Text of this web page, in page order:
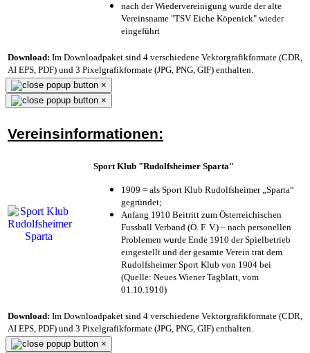
nach der Wiedervereinigung wurde der alte
Vereinsname "TSV Eiche Köpenick" wieder
eingeführt
Download: Im Downloadpaket sind 4 verschiedene Vektorgrafikformate (CDR,
AI EPS, PDF) und 3 Pixelgrafikformate (JPG, PNG, GIF) enthalten.
×
×
Vereinsinformationen:
Sport Klub "Rudolfsheimer Sparta"
1909 = als Sport Klub Rudolfsheimer „Sparta“
gegründet;
Anfang 1910 Beitritt zum Österreichischen
Fussball Verband (Ö. F. V.) – nach personellen
Problemen wurde Ende 1910 der Spielbetrieb
eingestellt und der gesamte Verein trat dem
Rudolfsheimer Sport Klub von 1904 bei
(Quelle: Neues Wiener Tagblatt, vom
01.10.1910)
Download: Im Downloadpaket sind 4 verschiedene Vektorgrafikformate (CDR,
AI EPS, PDF) und 3 Pixelgrafikformate (JPG, PNG, GIF) enthalten.
×